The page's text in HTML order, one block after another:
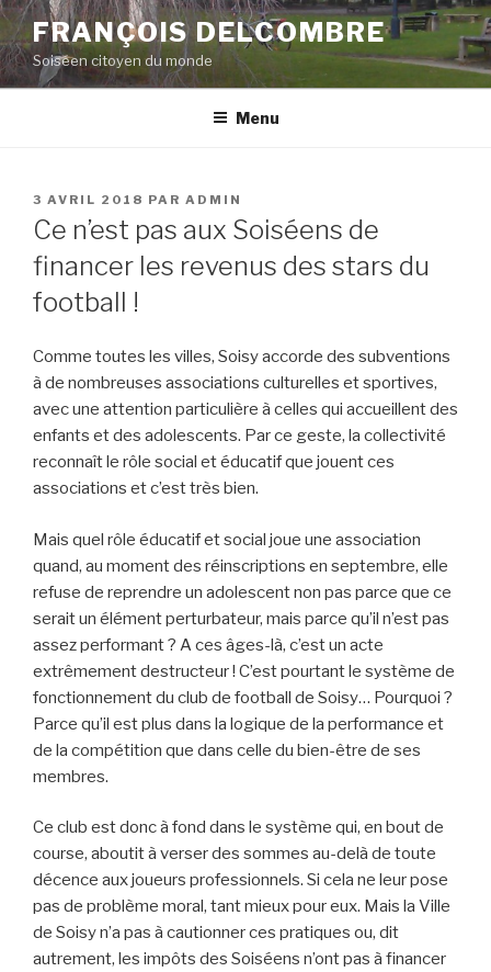
Aller
au
contenu
principal
FRANÇOIS DELCOMBRE
Soiséen citoyen du monde
Menu
PUBLIÉ
LE
3 AVRIL 2018 PAR ADMIN
Ce n’est pas aux Soiséens de
financer les revenus des stars du
football !
Comme toutes les villes, Soisy accorde des subventions
à de nombreuses associations culturelles et sportives,
avec une attention particulière à celles qui accueillent des
enfants et des adolescents. Par ce geste, la collectivité
reconnaît le rôle social et éducatif que jouent ces
associations et c’est très bien.
Mais quel rôle éducatif et social joue une association
quand, au moment des réinscriptions en septembre, elle
refuse de reprendre un adolescent non pas parce que ce
serait un élément perturbateur, mais parce qu’il n’est pas
assez performant ? A ces âges-là, c’est un acte
extrêmement destructeur ! C’est pourtant le système de
fonctionnement du club de football de Soisy… Pourquoi ?
Parce qu’il est plus dans la logique de la performance et
de la compétition que dans celle du bien-être de ses
membres.
Ce club est donc à fond dans le système qui, en bout de
course, aboutit à verser des sommes au-delà de toute
décence aux joueurs professionnels. Si cela ne leur pose
pas de problème moral, tant mieux pour eux. Mais la Ville
de Soisy n’a pas à cautionner ces pratiques ou, dit
autrement, les impôts des Soiséens n’ont pas à financer